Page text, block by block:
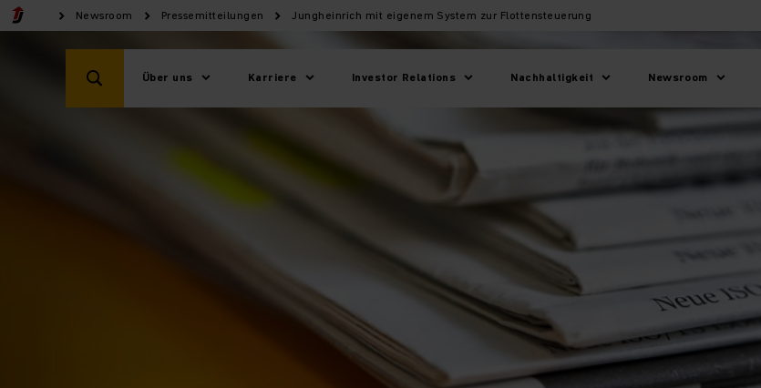
Newsroom Pressemitteilungen Jungheinrich mit eigenem System zur Flottensteuerung
Über uns Karriere Investor Relations Nachhaltigkeit Newsroom